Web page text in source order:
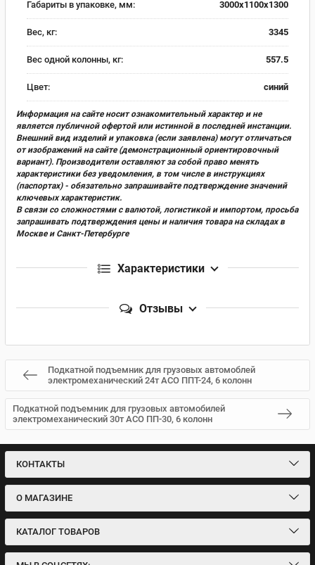
Габариты в упаковке, мм: 3000х1100х1300
Вес, кг: 3345
Вес одной колонны, кг: 557.5
Цвет: синий
Информация на сайте носит ознакомительный характер и не
является публичной офертой или истинной в последней инстанции.
Внешний вид изделий и упаковка (если заявлена) могут отличаться
от изображений на сайте (демонстрационный ориентировочный
вариант). Производители оставляют за собой право менять
характеристики без уведомления, в том числе в инструкциях
(паспортах) - обязательно запрашивайте подтверждение значений
ключевых характеристик.
В связи со сложностями с валютой, логистикой и импортом, просьба
запрашивать подтверждения цены и наличия товара на складах в
Москве и Санкт-Петербурге
Характеристики
Отзывы
Подкатной подъемник для грузовых автомоблей
электромеханический 24т АСО ППТ-24, 6 колонн
Подкатной подъемник для грузовых автомобилей
электромеханический 30т АСО ПП-30, 6 колонн
КОНТАКТЫ
О МАГАЗИНЕ
КАТАЛОГ ТОВАРОВ